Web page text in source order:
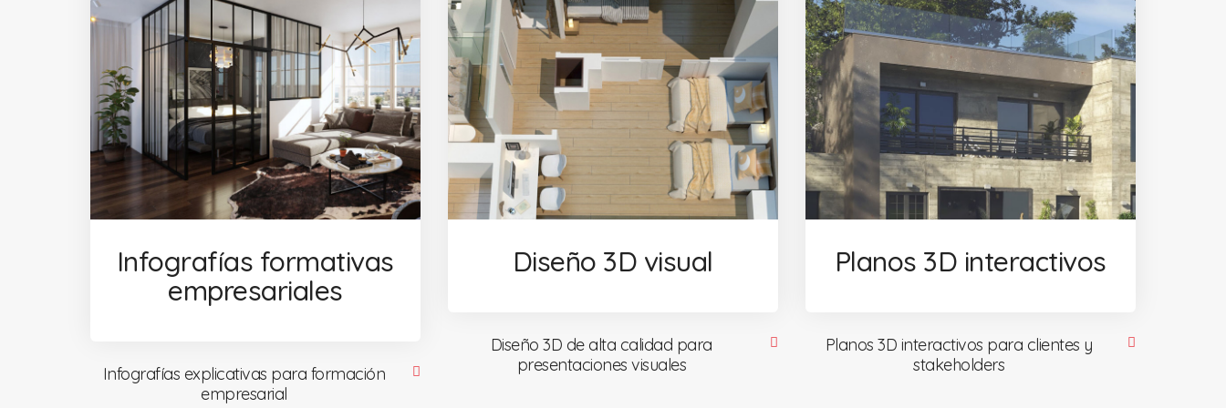
Infografías formativas
empresariales
Infografías explicativas para formación
empresarial
Diseño 3D visual
Diseño 3D de alta calidad para
presentaciones visuales
Planos 3D interactivos
Planos 3D interactivos para clientes y
stakeholders